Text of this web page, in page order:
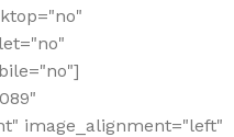
image_alignment="left"